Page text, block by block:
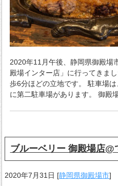
2020年11月午後、静岡県御殿場
殿場インター店」に行ってきま
歩6分ほどの立地です。 駐車場
に第二駐車場があります。 御殿
ブルーベリー 御殿場店@
2020年7月31日 [静岡県御殿場市]